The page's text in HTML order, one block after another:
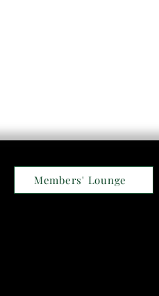
Members' Lounge